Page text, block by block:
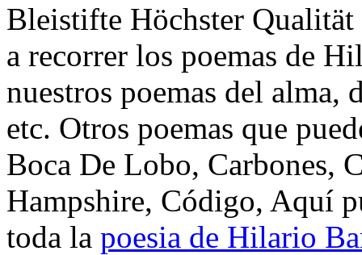
Bleistifte Höchster
a recorrer los poemas de
nuestros poemas del alma,
etc. Otros poemas que
Boca De Lobo, Carbones,
Hampshire, Código, Aquí
toda la poesia de Hilario